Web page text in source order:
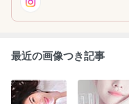
最近の画像つき記事